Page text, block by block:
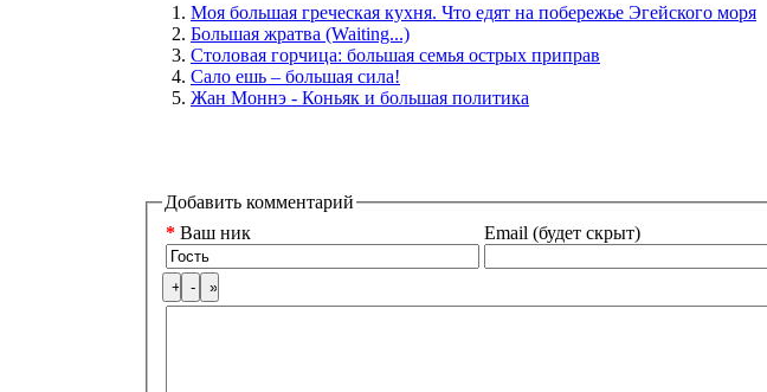
Моя большая греческая кухня. Что едят на побережье Эгейского моря
Большая жратва (Waiting...)
Столовая горчица: большая семья острых приправ
Сало ешь – большая сила!
Жан Моннэ - Коньяк и большая политика
Добавить комментарий
* Ваш ник Email (будет скрыт)